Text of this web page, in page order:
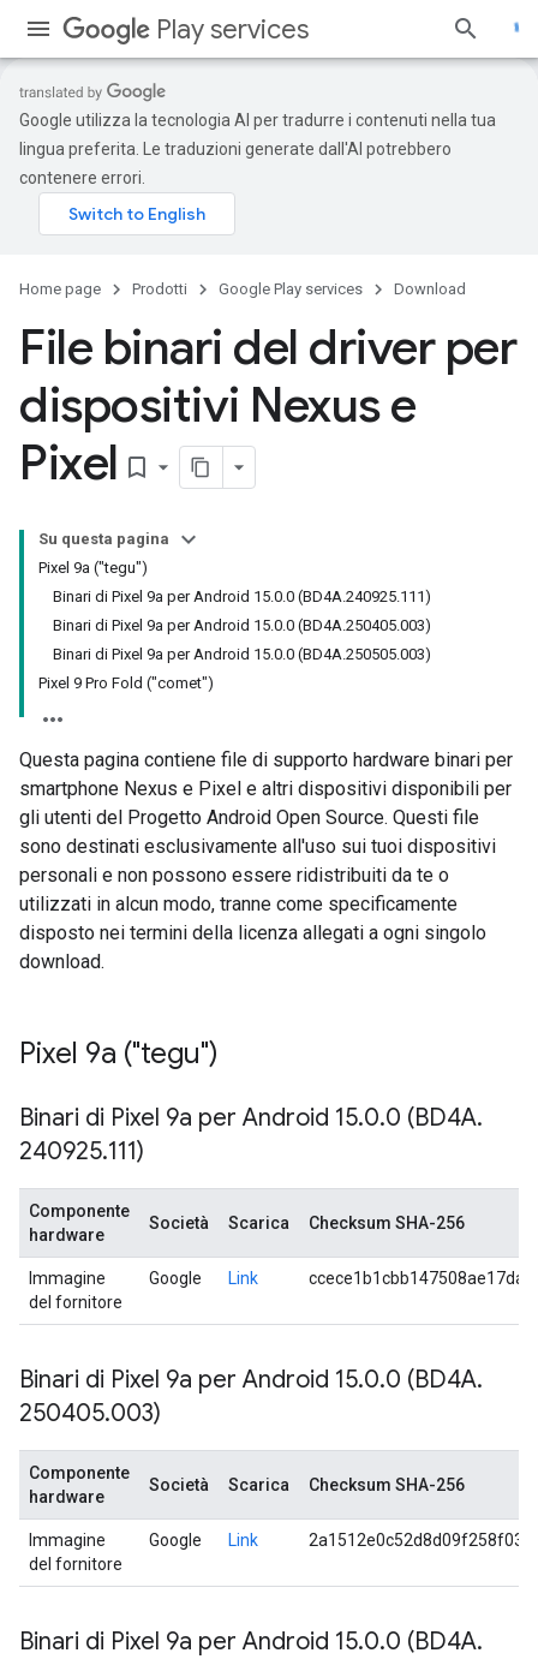
Play services
Google utilizza la tecnologia AI per tradurre i contenuti nella tua
lingua preferita. Le traduzioni generate dall'AI potrebbero
contenere errori.
Home page Prodotti Google Play services Download
File binari del driver per
dispositivi Nexus e
Pixel bookmark_border
Su questa pagina
Pixel 9a ("tegu")
Binari di Pixel 9a per Android 15.0.0 (BD4A.240925.111)
Binari di Pixel 9a per Android 15.0.0 (BD4A.250405.003)
Binari di Pixel 9a per Android 15.0.0 (BD4A.250505.003)
Pixel 9 Pro Fold ("comet")
Questa pagina contiene file di supporto hardware binari per
smartphone Nexus e Pixel e altri dispositivi disponibili per
gli utenti del Progetto Android Open Source. Questi file
sono destinati esclusivamente all'uso sui tuoi dispositivi
personali e non possono essere ridistribuiti da te o
utilizzati in alcun modo, tranne come specificamente
disposto nei termini della licenza allegati a ogni singolo
download.
Pixel 9a ("tegu")
Binari di Pixel 9a per Android 15.0.0 (BD4A.
240925.111)
Componente
hardware
Società Scarica Checksum SHA-256
Immagine
del fornitore
Google Link
Binari di Pixel 9a per Android 15.0.0 (BD4A.
250405.003)
Componente
hardware
Società Scarica Checksum SHA-256
Immagine
del fornitore
Google Link
Binari di Pixel 9a per Android 15.0.0 (BD4A.